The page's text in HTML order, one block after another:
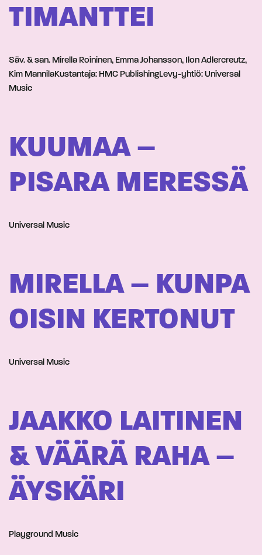
TIMANTTEI
Säv. & san. Mirella Roininen, Emma Johansson, Ilon Adlercreutz,
Kim MannilaKustantaja: HMC PublishingLevy-yhtiö: Universal
Music
KUUMAA –
PISARA MERESSÄ
Universal Music
MIRELLA – KUNPA
OISIN KERTONUT
Universal Music
JAAKKO LAITINEN
& VÄÄRÄ RAHA –
ÄYSKÄRI
Playground Music